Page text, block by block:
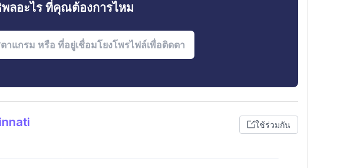
ลอะไร ที่คุณต้องการไหม
ใช้ร่วมกัน